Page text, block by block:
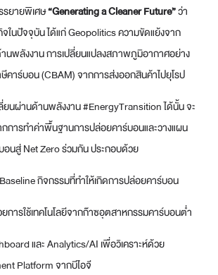
รยายพิเศษ“Generating a Cleaner Future”ว่า
ในปัจจุบัน ได้แก่ Geopolitics ความขัดแย้งจาก
นพลังงาน การเปลี่ยนแปลงสภาพภูมิอากาศอย่าง
คาร์บอน (CBAM) จากการส่งออกสินค้าไปยุโรป
ยนผ่านด้านพลังงาน #EnergyTransition ได้นั้น จะ
การทำค่าพื้นฐานการปล่อยคาร์บอนและวางแผน
อนสู่ Net Zero ร่วมกัน ประกอบด้วย
กิจกรรมที่ทำให้เกิดการปล่อยคาร์บอน
ารใช้เทคโนโลยีจากก๊าซอุตสาหกรรมคาร์บอนต่ำ
และ Analytics/AI เพื่อวิเคราะห์ด้วย
Platform จากบีไอจี